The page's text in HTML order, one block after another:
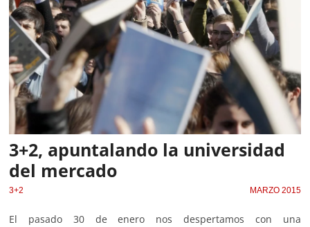
3+2, apuntalando la universidad
del mercado
3+2 MARZO 2015
El pasado 30 de enero nos despertamos con una